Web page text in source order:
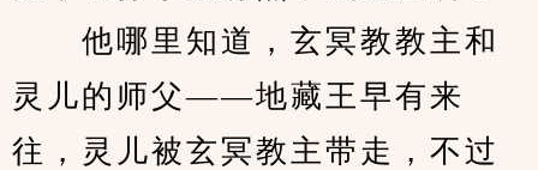
他哪里知道，玄冥教教主和
灵儿的师父——地藏王早有来
往，灵儿被玄冥教主带走，不过